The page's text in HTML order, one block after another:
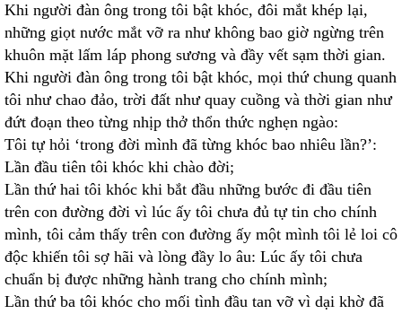
Khi người đàn ông trong tôi bật khóc, đôi mắt khép lại,
những giọt nước mắt vỡ ra như không bao giờ ngừng trên
khuôn mặt lấm láp phong sương và đầy vết sạm thời gian.
Khi người đàn ông trong tôi bật khóc, mọi thứ chung quanh
tôi như chao đảo, trời đất như quay cuồng và thời gian như
đứt đoạn theo từng nhịp thở thổn thức nghẹn ngào:
Tôi tự hỏi ‘trong đời mình đã từng khóc bao nhiêu lần?’:
Lần đầu tiên tôi khóc khi chào đời;
Lần thứ hai tôi khóc khi bắt đầu những bước đi đầu tiên
trên con đường đời vì lúc ấy tôi chưa đủ tự tin cho chính
mình, tôi cảm thấy trên con đường ấy một mình tôi lẻ loi cô
độc khiến tôi sợ hãi và lòng đầy lo âu: Lúc ấy tôi chưa
chuẩn bị được những hành trang cho chính mình;
Lần thứ ba tôi khóc cho mối tình đầu tan vỡ vì dại khờ đã